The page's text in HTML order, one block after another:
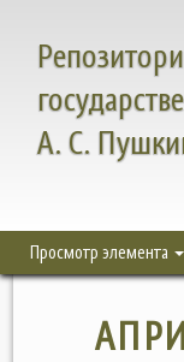
А. С.
Просмотр элемента